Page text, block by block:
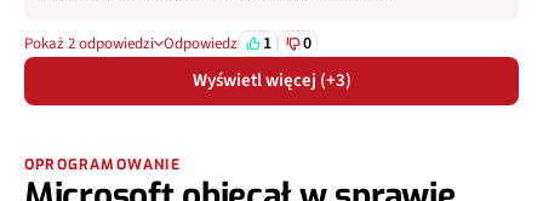
Pokaż 2 odpowiedzi Odpowiedz 1 0
Wyświetl więcej (+3)
OPROGRAMOWANIE
Microsoft obiecał w sprawie